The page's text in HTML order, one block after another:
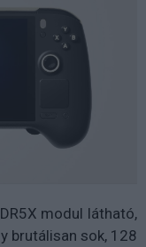
modul látható,
brutálisan sok, 128